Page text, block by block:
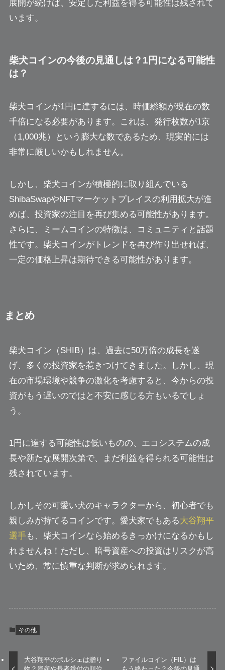
展開が続けば、安定した利益を得る可能性は残されて
います。
柴犬コインの今後の見通しは？1円になる可能性
は？
柴犬コインが1円に達するには、時価総額が現在の数
千倍になる必要があります。これは、発行枚数が1京
（1,000兆）という膨大な数であるため、現実的には
非常に厳しいかもしれません。
しかし、柴犬コインが積極的に取り組んでいる
ShibaSwapやNFTマーケットプレイスの利用拡大が進
めば、投資家の注目を再び集める可能性があります。
さらに、ミームコインの特徴は、コミュニティと話題
性です。柴犬コインがトレンドを再び作り出せれば、
一定の価格上昇は期待できる可能性があります。
まとめ
柴犬コイン（SHIB）は、過去に50万倍の成長を遂
げ、多くの投資家を惹きつけてきました。しかし、現
在の市場環境や競争の激化を考慮すると、今からの投
資がもう遅いのではと不安に感じる方もいるでしょ
う。
1円に達する可能性は低いものの、エコシステムの成
長や新たな展開次第で、まだ利益を得られる可能性は
残されています。
しかしその可愛い犬のキャラクターから、初心者でも
親しみが持てるコインです。愛犬家でもある大谷翔平
選手 も、柴犬コインなら始めるきっかけになるかもし
れませんね！ただし、暗号資産への投資はリスクが高
いため、常に慎重な判断が求められます。
その他
大谷翔平のポルシェは贈り
ファイルコイン（FIL）は